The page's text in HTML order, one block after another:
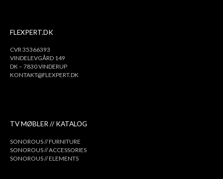
FLEXPERT.DK
CVR 35366393
VINDELEVGÅRD 149
DK – 7830 VINDERUP
KONTAKT@FLEXPERT.DK
TV MØBLER // KATALOG
SONOROUS // FURNITURE
SONOROUS // ACCESSORIES
SONOROUS // ELEMENTS